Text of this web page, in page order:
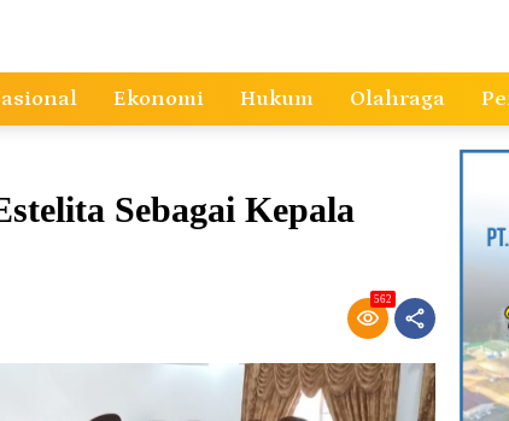
Ekonomi Hukum Olahraga
Sebagai Kepala
562